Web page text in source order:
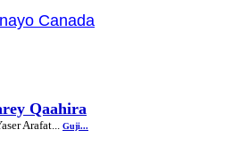
Canada
Qaahira
Arafat... Guji...